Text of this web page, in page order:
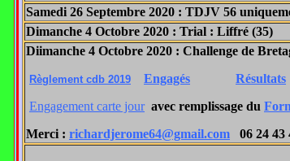
Samedi 26 Septembre 2020 : TDJV 56
Dimanche 4 Octobre 2020 : Trial : Liffré (35)
Diimanche 4 Octobre 2020 : Challenge de
Règlement cdb 2019 Engagés
Résultats
Engagement carte jour avec remplissage du
Merci : richardjerome64@gmail.com 06 24 43